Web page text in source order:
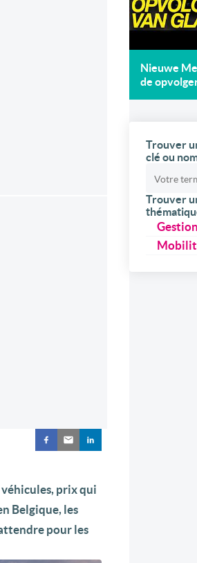
prix qui
Belgique, les
pour les
Nieuwe
de
Trouver
clé ou
Trouver